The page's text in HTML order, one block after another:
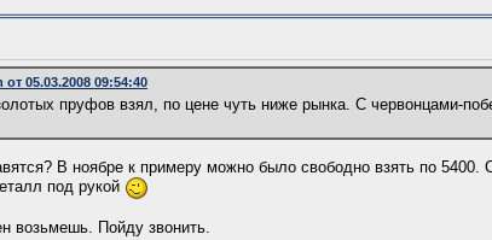
05.03.2008 09:54:40
пруфов взял, по цене чуть ниже рынка. С червонцами-
В ноябре к примеру можно было свободно взять по 5400.
под рукой
возьмешь. Пойду звонить.